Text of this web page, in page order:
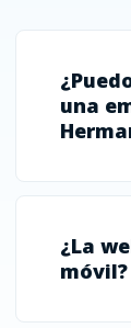
una
¿La
móvil?